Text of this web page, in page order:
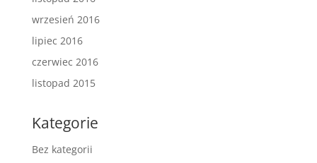
wrzesień 2016
lipiec 2016
czerwiec 2016
listopad 2015
Kategorie
Bez kategorii